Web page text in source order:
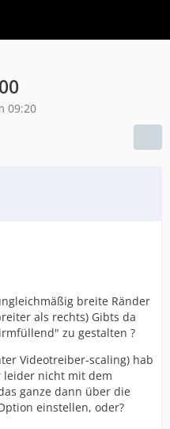
09:20
breite Ränder
als rechts) Gibts da
zu gestalten ?
Videotreiber-scaling) hab
leider nicht mit dem
ganze dann über die
einstellen, oder?